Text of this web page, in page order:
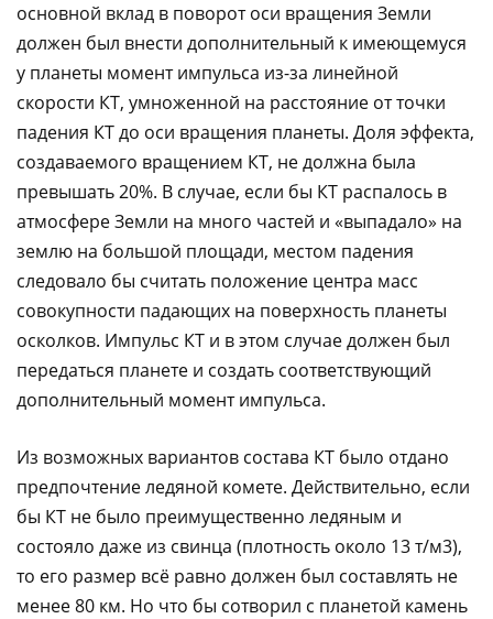
основной вклад в поворот оси вращения Земли
должен был внести дополнительный к имеющемуся
у планеты момент импульса из-за линейной
скорости КТ, умноженной на расстояние от точки
падения КТ до оси вращения планеты. Доля эффекта,
создаваемого вращением КТ, не должна была
превышать 20%. В случае, если бы КТ распалось в
атмосфере Земли на много частей и «выпадало» на
землю на большой площади, местом падения
следовало бы считать положение центра масс
совокупности падающих на поверхность планеты
осколков. Импульс КТ и в этом случае должен был
передаться планете и создать соответствующий
дополнительный момент импульса.
Из возможных вариантов состава КТ было отдано
предпочтение ледяной комете. Действительно, если
бы КТ не было преимущественно ледяным и
состояло даже из свинца (плотность около 13 т/м3),
то его размер всё равно должен был составлять не
менее 80 км. Но что бы сотворил с планетой камень